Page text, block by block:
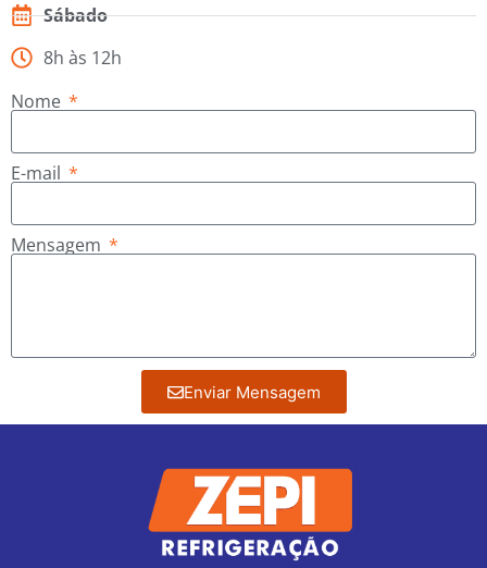
Sábado
8h às 12h
Nome
E-mail
Mensagem
Enviar Mensagem